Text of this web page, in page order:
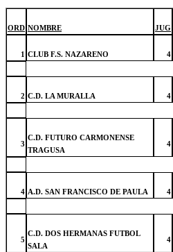
ORD NOMBRE JUG
1 CLUB F.S. NAZARENO 4
2 C.D. LA MURALLA 4
3
C.D. FUTURO CARMONENSE
TRAGUSA
4
4 A.D. SAN FRANCISCO DE PAULA 4
5
C.D. DOS HERMANAS FUTBOL
SALA
4